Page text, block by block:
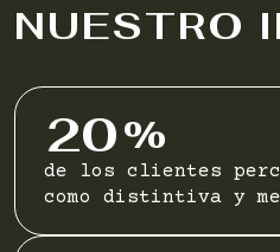
NUESTRO
20%
de los clientes
como distintiva y